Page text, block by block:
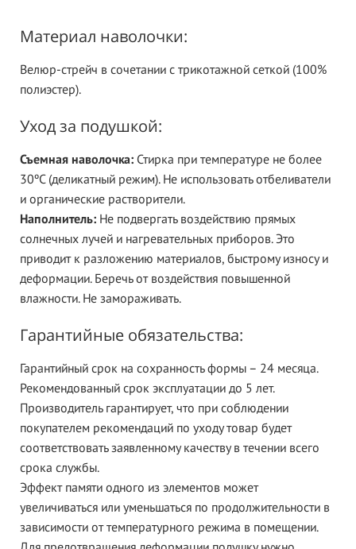
Материал наволочки:
Велюр-стрейч в сочетании с трикотажной сеткой (100%
полиэстер).
Уход за подушкой:
Съемная наволочка: Стирка при температуре не более
30ºС (деликатный режим). Не использовать отбеливатели
и органические растворители.
Наполнитель: Не подвергать воздействию прямых
солнечных лучей и нагревательных приборов. Это
приводит к разложению материалов, быстрому износу и
деформации. Беречь от воздей­ствия повышенной
влажности. Не замораживать.
Гарантийные обязательства:
Гарантийный срок на сохранность формы – 24 месяца.
Рекомендованный срок эксплуатации до 5 лет.
Производитель гарантирует, что при соблюдении
покупателем рекомендаций по уходу товар будет
соответствовать заявленному качеству в течении всего
срока службы.
Эффект памяти одного из элементов может
увеличиваться или уменьшаться по продолжительности в
зависимости от температурного режима в помещении.